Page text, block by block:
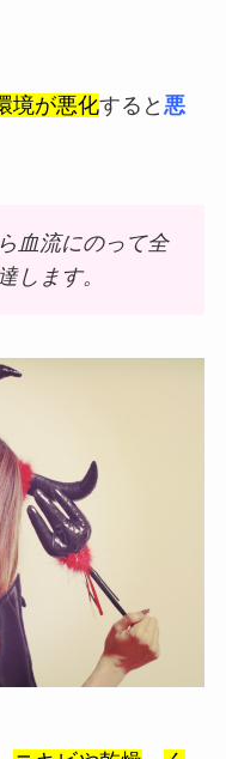
境が悪化すると 悪
血流にのって全
します。